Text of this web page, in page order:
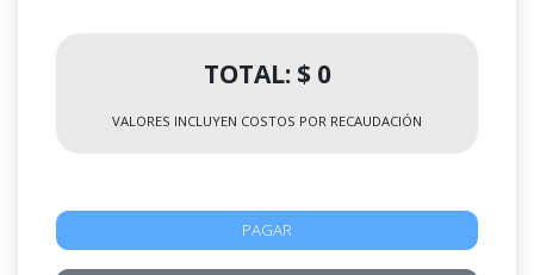
TOTAL: $ 0
VALORES INCLUYEN COSTOS POR RECAUDACIÓN
PAGAR